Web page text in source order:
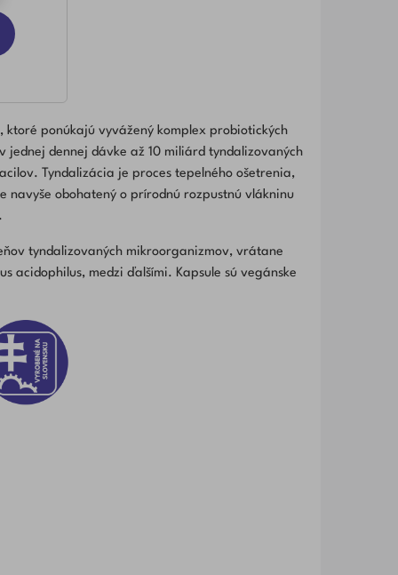
ktoré ponúkajú vyvážený komplex probiotických
jednej dennej dávke až 10 miliárd tyndalizovaných
Tyndalizácia je proces tepelného ošetrenia,
obohatený o prírodnú rozpustnú vlákninu
tyndalizovaných mikroorganizmov, vrátane
acidophilus, medzi ďalšími. Kapsule sú vegánske